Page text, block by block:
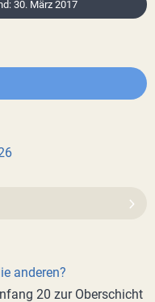
30. März 2017
anderen?
20 zur Oberschicht